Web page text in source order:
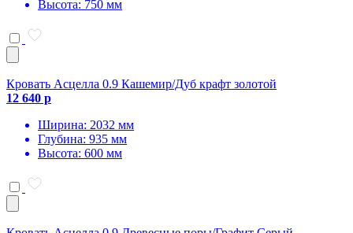
Высота: 750 мм
Кровать Асцелла 0.9 Кашемир/Дуб крафт золотой
12 640 р
Ширина: 2032 мм
Глубина: 935 мм
Высота: 600 мм